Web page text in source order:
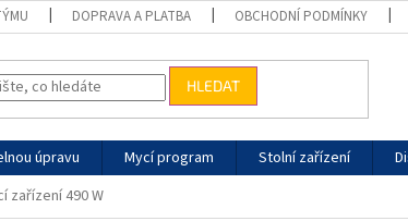
DOPRAVA A PLATBA OBCHODNÍ PODMÍNKY
HLEDAT
úpravu Mycí program Stolní zařízení
zařízení 490 W